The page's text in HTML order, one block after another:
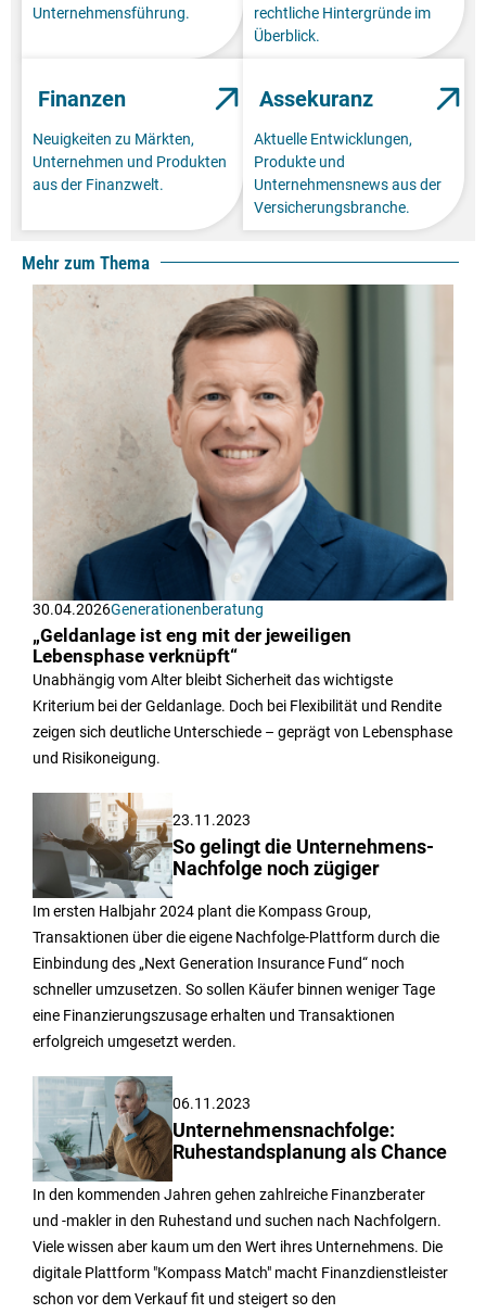
Unternehmensführung.
rechtliche Hintergründe im
Überblick.
Finanzen
Neuigkeiten zu Märkten,
Unternehmen und Produkten
aus der Finanzwelt.
Assekuranz
Aktuelle Entwicklungen,
Produkte und
Unternehmensnews aus der
Versicherungsbranche.
Mehr zum Thema
30.04.2026Generationenberatung
„Geldanlage ist eng mit der jeweiligen
Lebensphase verknüpft“
Unabhängig vom Alter bleibt Sicherheit das wichtigste
Kriterium bei der Geldanlage. Doch bei Flexibilität und Rendite
zeigen sich deutliche Unterschiede – geprägt von Lebensphase
und Risikoneigung.
23.11.2023
So gelingt die Unternehmens-
Nachfolge noch zügiger
Im ersten Halbjahr 2024 plant die Kompass Group,
Transaktionen über die eigene Nachfolge-Plattform durch die
Einbindung des „Next Generation Insurance Fund“ noch
schneller umzusetzen. So sollen Käufer binnen weniger Tage
eine Finanzierungszusage erhalten und Transaktionen
erfolgreich umgesetzt werden.
06.11.2023
Unternehmensnachfolge:
Ruhestandsplanung als Chance
In den kommenden Jahren gehen zahlreiche Finanzberater
und -makler in den Ruhestand und suchen nach Nachfolgern.
Viele wissen aber kaum um den Wert ihres Unternehmens. Die
digitale Plattform "Kompass Match" macht Finanzdienstleister
schon vor dem Verkauf fit und steigert so den